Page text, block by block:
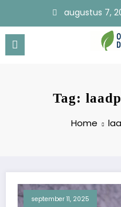
de
inhoud
augustus 7,
Tag:
Home
september 11, 2025